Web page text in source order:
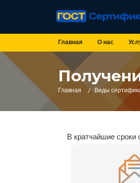
Главная О нас
Главная / Виды
В кратчайшие